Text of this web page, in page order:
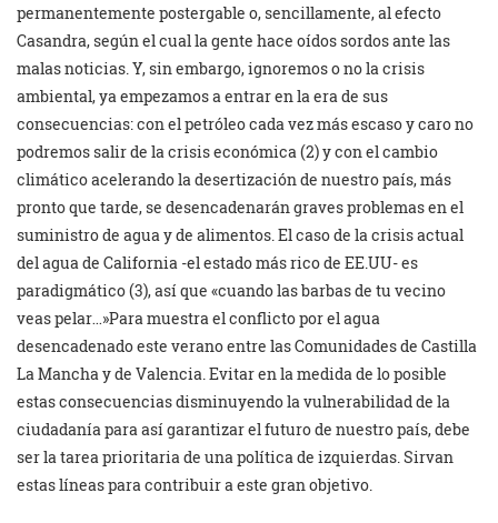
permanentemente postergable o, sencillamente, al efecto
Casandra, según el cual la gente hace oídos sordos ante las
malas noticias. Y, sin embargo, ignoremos o no la crisis
ambiental, ya empezamos a entrar en la era de sus
consecuencias: con el petróleo cada vez más escaso y caro no
podremos salir de la crisis económica (2) y con el cambio
climático acelerando la desertización de nuestro país, más
pronto que tarde, se desencadenarán graves problemas en el
suministro de agua y de alimentos. El caso de la crisis actual
del agua de California -el estado más rico de EE.UU- es
paradigmático (3), así que «cuando las barbas de tu vecino
veas pelar…»Para muestra el conflicto por el agua
desencadenado este verano entre las Comunidades de Castilla
La Mancha y de Valencia. Evitar en la medida de lo posible
estas consecuencias disminuyendo la vulnerabilidad de la
ciudadanía para así garantizar el futuro de nuestro país, debe
ser la tarea prioritaria de una política de izquierdas. Sirvan
estas líneas para contribuir a este gran objetivo.